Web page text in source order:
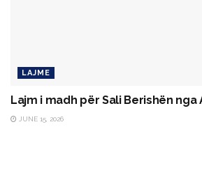
LAJME
Lajm i madh për Sali Berishën nga
JUNE 15, 2026